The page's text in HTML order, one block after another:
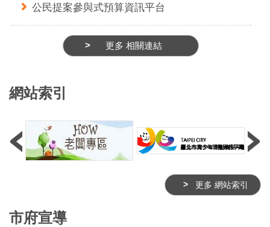
公民提案參與式預算資訊平台
更多 相關連結
網站索引
更多 網站索引
市府宣導